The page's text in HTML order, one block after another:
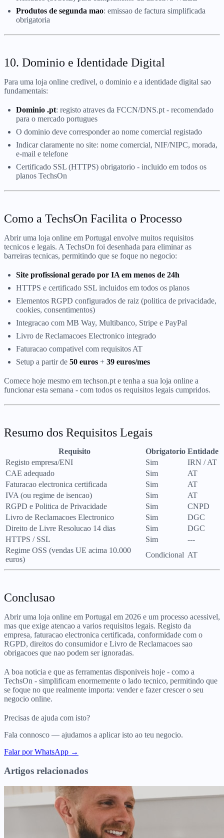
Produtos de segunda mao: emissao de factura simplificada
obrigatoria
10. Dominio e Identidade Digital
Para uma loja online credivel, o dominio e a identidade digital sao
fundamentais:
Dominio .pt: registo atraves da FCCN/DNS.pt - recomendado
para o mercado portugues
O dominio deve corresponder ao nome comercial registado
Indicar claramente no site: nome comercial, NIF/NIPC, morada,
e-mail e telefone
Certificado SSL (HTTPS) obrigatorio - incluido em todos os
planos TechsOn
Como a TechsOn Facilita o Processo
Abrir uma loja online em Portugal envolve muitos requisitos
tecnicos e legais. A TechsOn foi desenhada para eliminar as
barreiras tecnicas, permitindo que se foque no negocio:
Site profissional gerado por IA em menos de 24h
HTTPS e certificado SSL incluidos em todos os planos
Elementos RGPD configurados de raiz (politica de privacidade,
cookies, consentimentos)
Integracao com MB Way, Multibanco, Stripe e PayPal
Livro de Reclamacoes Electronico integrado
Faturacao compativel com requisitos AT
Setup a partir de 50 euros + 39 euros/mes
Comece hoje mesmo em techson.pt e tenha a sua loja online a
funcionar esta semana - com todos os requisitos legais cumpridos.
Resumo dos Requisitos Legais
Requisito Obrigatorio Entidade
Registo empresa/ENI
Sim
IRN / AT
CAE adequado
Sim
AT
Faturacao electronica certificada
Sim
AT
IVA (ou regime de isencao)
Sim
AT
RGPD e Politica de Privacidade
Sim
CNPD
Livro de Reclamacoes Electronico
Sim
DGC
Direito de Livre Resolucao 14 dias
Sim
DGC
HTTPS / SSL
Sim
---
Regime OSS (vendas UE acima 10.000
euros)
Condicional AT
Conclusao
Abrir uma loja online em Portugal em 2026 e um processo acessivel,
mas que exige atencao a varios requisitos legais. Registo da
empresa, faturacao electronica certificada, conformidade com o
RGPD, direitos do consumidor e Livro de Reclamacoes sao
obrigacoes que nao podem ser ignoradas.
A boa noticia e que as ferramentas disponiveis hoje - como a
TechsOn - simplificam enormemente o lado tecnico, permitindo que
se foque no que realmente importa: vender e fazer crescer o seu
negocio online.
Precisas de ajuda com isto?
Fala connosco — ajudamos a aplicar isto ao teu negocio.
Falar por WhatsApp →
Artigos relacionados